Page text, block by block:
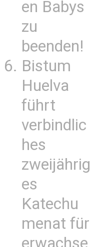
en Babys
zu
beenden!
Bistum
Huelva
führt
verbindlic
hes
zweijährig
es
Katechu
menat für
erwachse